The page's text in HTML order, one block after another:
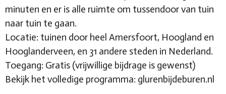
minuten en er is alle ruimte om tussendoor van tuin
naar tuin te gaan.
Locatie: tuinen door heel Amersfoort, Hoogland en
Hooglanderveen, en 31 andere steden in Nederland.
Toegang: Gratis (vrijwillige bijdrage is gewenst)
Bekijk het volledige programma: glurenbijdeburen.nl